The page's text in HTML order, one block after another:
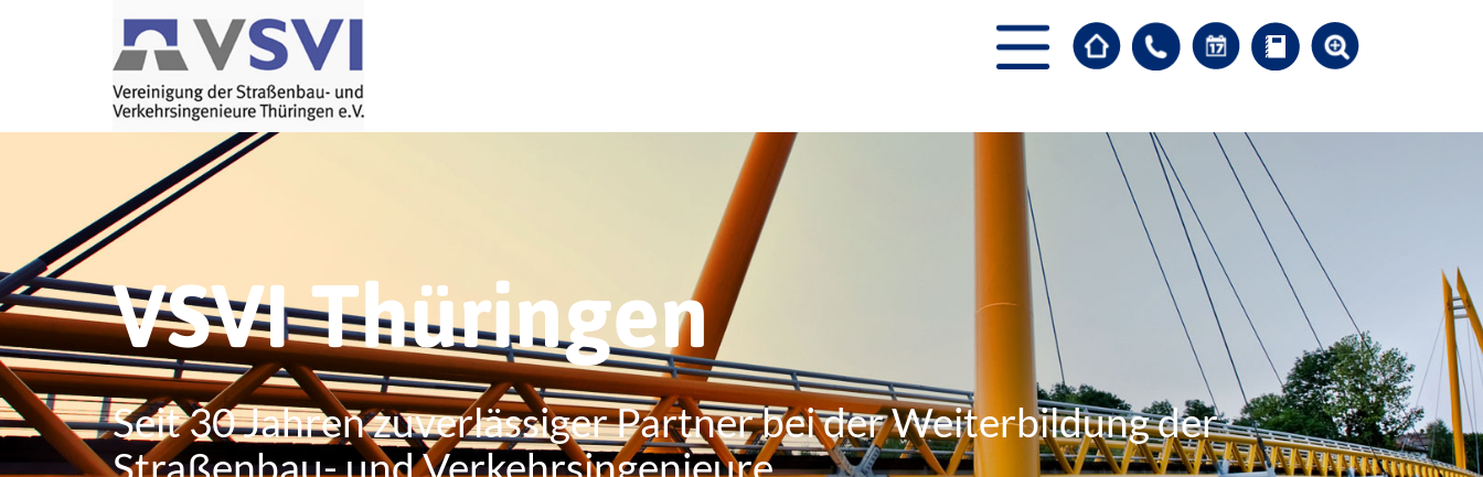
VSVI Thüringen
Seit 30 Jahren zuverlässiger Partner bei der Weiterbildung der
Straßenbau- und Verkehrsingenieure.